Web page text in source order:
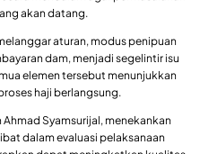
akan datang.
aturan, modus penipuan
dam, menjadi segelintir isu
elemen tersebut menunjukkan
haji berlangsung.
Ahmad Syamsurijal, menekankan
dalam evaluasi pelaksanaan